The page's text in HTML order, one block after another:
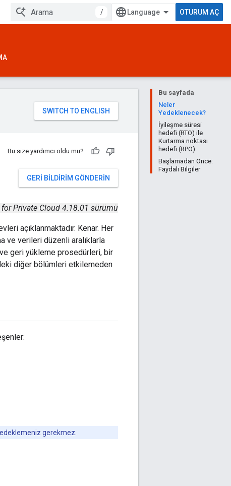
/ OTURUM AÇ
Bu sayfada
Neler
Yedeklenecek?
İyileşme süresi
hedefi (RTO) ile
Kurtarma noktası
hedefi (RPO)
Başlamadan Önce:
Faydalı Bilgiler
Bu size yardımcı oldu mu?
GERI BILDIRIM GÖNDERIN
for Private Cloud 4.18.01 sürümü
açıklanmaktadır. Kenar. Her
ve verileri düzenli aralıklarla
geri yükleme prosedürleri, bir
diğer bölümleri etkilemeden
gerekmez.